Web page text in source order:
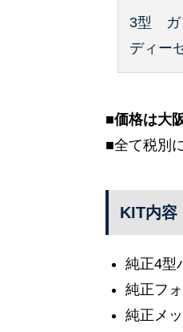
3型 ガ
ディー
■価格は大
■全て税別
KIT内
純正4型
純正フ
純正メ